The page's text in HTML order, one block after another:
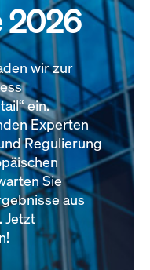
2026
wir zur
ein.
Experten
Regulierung
Sie
aus
Jetzt